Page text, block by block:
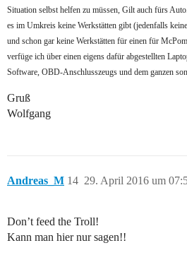
Situation selbst helfen zu müssen, Gilt auch fürs
es im Umkreis keine Werkstätten gibt (jedenfalls
und schon gar keine Werkstätten für einen für
verfüge ich über einen eigens dafür abgestellten
Software, OBD-Anschlusszeugs und dem ganzen
Gruß
Wolfgang
Andreas_M 29. April 2016 um
14
Don’t feed the Troll!
Kann man hier nur sagen!!